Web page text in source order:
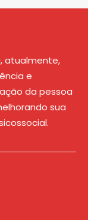
atualmente,
e
da pessoa
sua